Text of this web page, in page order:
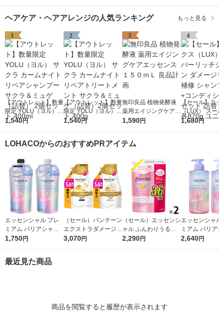
ヘアケア・ヘアアレンジの人気ランキング もっと見る
1
【アウトレット】数量
限定 YOLU（ヨル）
サクラ カームナイト
2個セット 400ml
1,540円
2
【アウトレット】数量
限定 YOLU（ヨル）
サクラ カームナイト
替）2個セット 400g
1,540円
3
無印良品 植物発酵液
薬用エイジングケアエ
ッセンス １５０ｍＬ
1,590円
4
【セール】ラ
（LUX） ス
ッチシャイン
1,680円
LOHACOからのおすすめPRアイテム
エッセンシャル プレ
ミアム バリアシャン
プー + コンディショ
1,750円
（セール）パンテーン
エクストラダメージリ
ペア シャンプー + コ
3,070円
（セール）エッセンシ
ャル ふんわりうるツ
ヤ コンディショナー
2,290円
エッセンシャ
ミアム バリ
プー + コンデ
2,640円
最近見た商品
商品を閲覧すると履歴が表示されます